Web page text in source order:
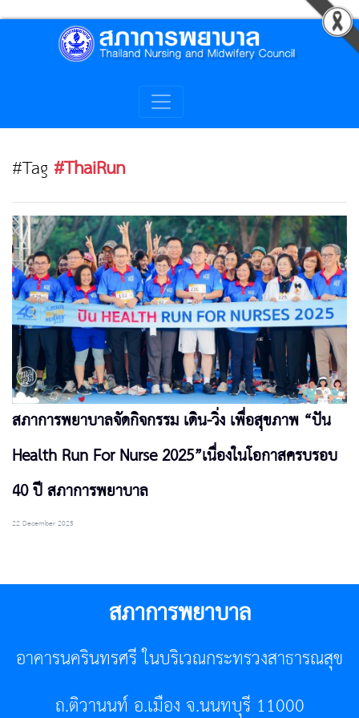
#Tag #ThaiRun
สภาการพยาบาลจัดกิจกรรม เดิน-วิ่ง เพื่อสุขภาพ “ปัน
Health Run For Nurse 2025”เนื่องในโอกาสครบรอบ
40 ปี สภาการพยาบาล
22 December 2025
สภาการพยาบาล
อาคารนครินทรศรี ในบริเวณกระทรวงสาธารณสุข
ถ.ติวานนท์ อ.เมือง จ.นนทบุรี 11000